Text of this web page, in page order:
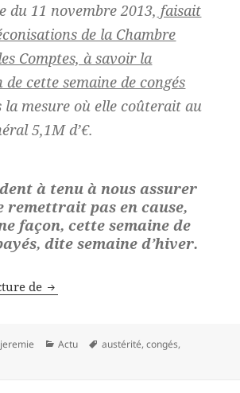
du 11 novembre 2013, faisait
de la Chambre
Comptes, à savoir la
de cette semaine de congés
la mesure où elle coûterait au
5,1M d’€.
à tenu à nous assurer
remettrait pas en cause,
façon, cette semaine de
dite semaine d’hiver.
de InF.O. sur la semaine d’hiver
Auteur
jeremie Catégories
Actu
Mots-
austérité,congés,